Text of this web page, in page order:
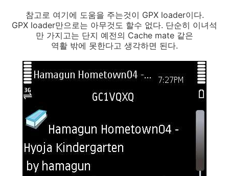
참고로 여기에 도움을 주는것이 GPX loader이다.
GPX loader만으로는 아무것도 할수 없다. 단순히 이녀석
만 가지고는 단지 예전의 Cache mate 같은
역활 밖에 못한다고 생각하면 된다.